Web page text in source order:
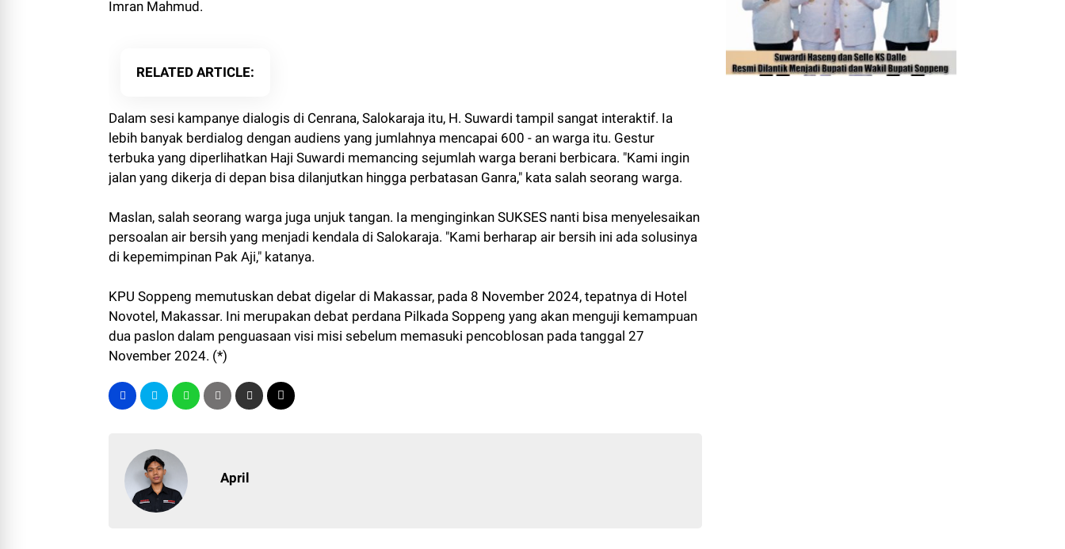
Imran Mahmud.
RELATED ARTICLE
Dalam sesi kampanye dialogis di Cenrana, Salokaraja itu, H. Suwardi tampil sangat interaktif. Ia
lebih banyak berdialog dengan audiens yang jumlahnya mencapai 600 - an warga itu. Gestur
terbuka yang diperlihatkan Haji Suwardi memancing sejumlah warga berani berbicara. "Kami ingin
jalan yang dikerja di depan bisa dilanjutkan hingga perbatasan Ganra," kata salah seorang warga.
Maslan, salah seorang warga juga unjuk tangan. Ia menginginkan SUKSES nanti bisa menyelesaikan
persoalan air bersih yang menjadi kendala di Salokaraja. "Kami berharap air bersih ini ada solusinya
di kepemimpinan Pak Aji," katanya.
KPU Soppeng memutuskan debat digelar di Makassar, pada 8 November 2024, tepatnya di Hotel
Novotel, Makassar. Ini merupakan debat perdana Pilkada Soppeng yang akan menguji kemampuan
dua paslon dalam penguasaan visi misi sebelum memasuki pencoblosan pada tanggal 27
November 2024. (*)
April